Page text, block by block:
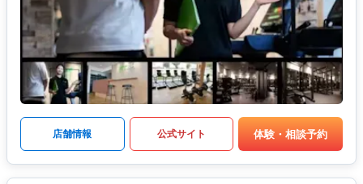
店舗情報 公式サイト 体験・相談予約